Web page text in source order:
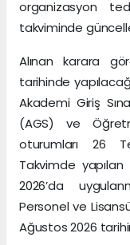
organizasyon
takviminde
Alınan karara
tarihinde
Akademi Giriş
(AGS) ve
oturumları 26
Takvimde
2026’da
Personel ve
Ağustos 2026